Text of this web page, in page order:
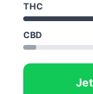
THC
CBD